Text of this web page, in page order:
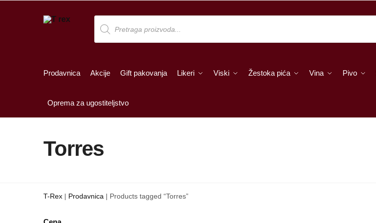
Products
search
Prodavnica Akcije Gift pakovanja Likeri Viski Žestoka pića Vina Pivo
Oprema za ugostiteljstvo
Torres
T-Rex | Prodavnica | Products tagged “Torres”